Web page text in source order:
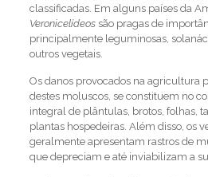
classificadas. Em alguns países da
Veronicelídeossão pragas de
principalmente leguminosas,
outros vegetais.
Os danos provocados na agricultura
destes moluscos, se constituem no
integral de plântulas, brotos, folhas,
plantas hospedeiras. Além disso, os
geralmente apresentam rastros de
que depreciam e até inviabilizam a